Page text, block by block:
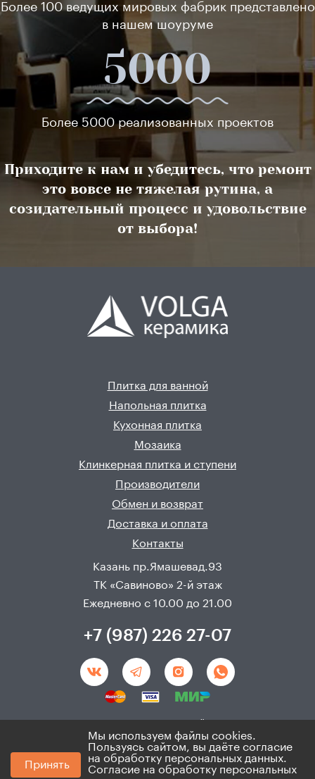
Более 100 ведущих мировых фабрик представлено
в нашем шоуруме
5000
Более 5000 реализованных проектов
Приходите к нам и убедитесь, что ремонт
это вовсе не тяжелая рутина, а
созидательный процесс и удовольствие
от выбора!
Плитка для ванной
Напольная плитка
Кухонная плитка
Мозаика
Клинкерная плитка и ступени
Производители
Обмен и возврат
Доставка и оплата
Контакты
Казань пр.Ямашевад.93
ТК «Савиново» 2-й этаж
Ежедневно с 10.00 до 21.00
+7 (987) 226 27-07
© 2008 - 2026. ИП Хадыев Р.И.(ИНН 166010471459). Не
является публичной офертой.
Принять
Мы используем файлы cookies.
Пользуясь сайтом, вы даёте согласие
на обработку персональных данных.
Согласие на обработку персональных